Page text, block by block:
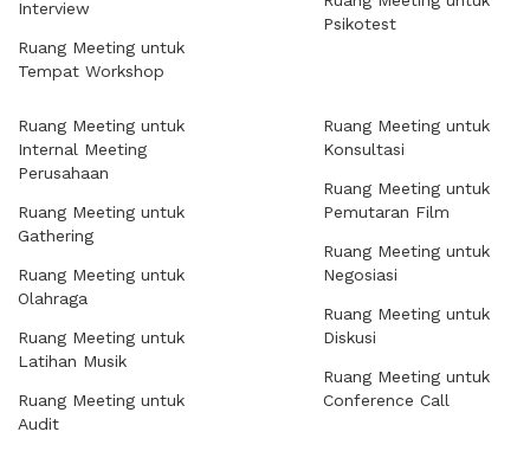
Interview
Ruang Meeting untuk
Tempat Workshop
Psikotest
Ruang Meeting untuk
Internal Meeting
Perusahaan
Ruang Meeting untuk
Gathering
Ruang Meeting untuk
Olahraga
Ruang Meeting untuk
Latihan Musik
Ruang Meeting untuk
Audit
Ruang Meeting untuk
Konsultasi
Ruang Meeting untuk
Pemutaran Film
Ruang Meeting untuk
Negosiasi
Ruang Meeting untuk
Diskusi
Ruang Meeting untuk
Conference Call